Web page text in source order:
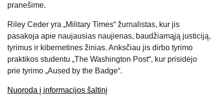
pranešime.
Riley Ceder yra „Military Times“ žurnalistas, kur jis
pasakoja apie naujausias naujienas, baudžiamąją justiciją,
tyrimus ir kibernetines žinias. Anksčiau jis dirbo tyrimo
praktikos studentu „The Washington Post“, kur prisidėjo
prie tyrimo „Aused by the Badge“.
Nuoroda į informacijos šaltinį